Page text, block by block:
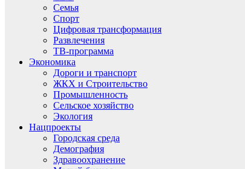
Семья
Спорт
Цифровая трансформация
Развлечения
ТВ-программа
Экономика
Дороги и транспорт
ЖКХ и Строительство
Промышленность
Сельское хозяйство
Экология
Нацпроекты
Городская среда
Демография
Здравоохранение